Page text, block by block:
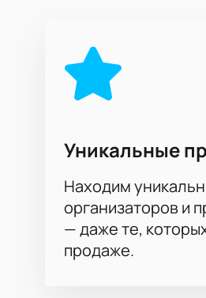
Уникальные
Находим
организаторов и
— даже те,
продаже.